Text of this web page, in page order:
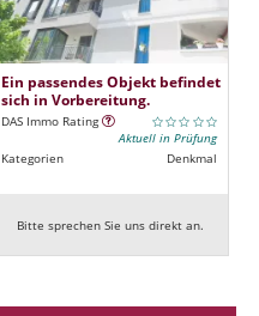
Ein passendes Objekt befindet
sich in Vorbereitung.
DAS Immo Rating
Aktuell in Prüfung
Kategorien
Denkmal
Bitte sprechen Sie uns direkt an.